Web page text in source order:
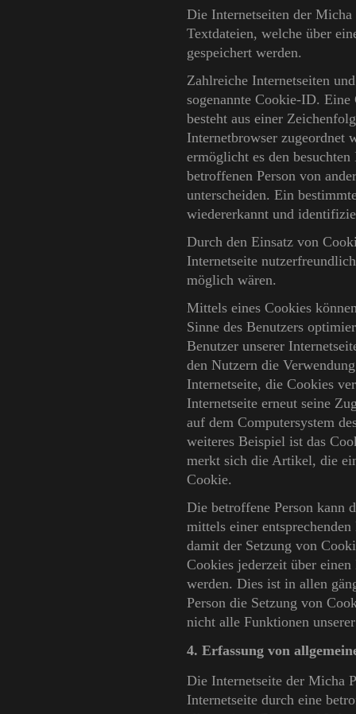
Die Internetseiten der
Textdateien, welche über
gespeichert werden.
Zahlreiche Internetseiten
sogenannte Cookie-ID.
besteht aus einer
Internetbrowser zugeordnet
ermöglicht es den
betroffenen Person von
unterscheiden. Ein
wiedererkannt und
Durch den Einsatz von
Internetseite
möglich wären.
Mittels eines Cookies
Sinne des Benutzers
Benutzer unserer
den Nutzern die
Internetseite, die Cookies
Internetseite erneut seine
auf dem Computersystem
weiteres Beispiel ist das
merkt sich die Artikel, die
Cookie.
Die betroffene Person kann
mittels einer
damit der Setzung von
Cookies jederzeit über
werden. Dies ist in allen
Person die Setzung von
nicht alle Funktionen
4. Erfassung von
Die Internetseite der Micha
Internetseite durch eine